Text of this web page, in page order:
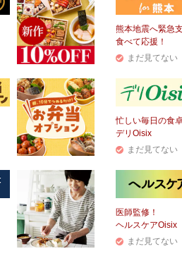
熊本地震へ緊急
食べて応援！
まだ見てない
忙しい毎日の食
デリOisix
まだ見てない
医師監修！
ヘルスケアOisix
まだ見てない